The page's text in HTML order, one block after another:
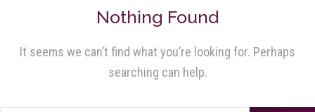
Nothing Found
It seems we can’t find what you’re looking for. Perhaps
searching can help.